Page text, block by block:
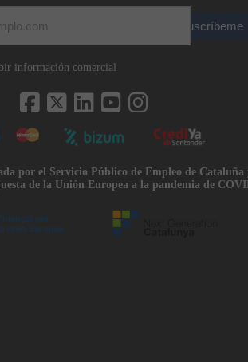
Suscríbeme
información comercial
por el Servicio Público de Empleo de
de la Unión Europea a la pandemia de